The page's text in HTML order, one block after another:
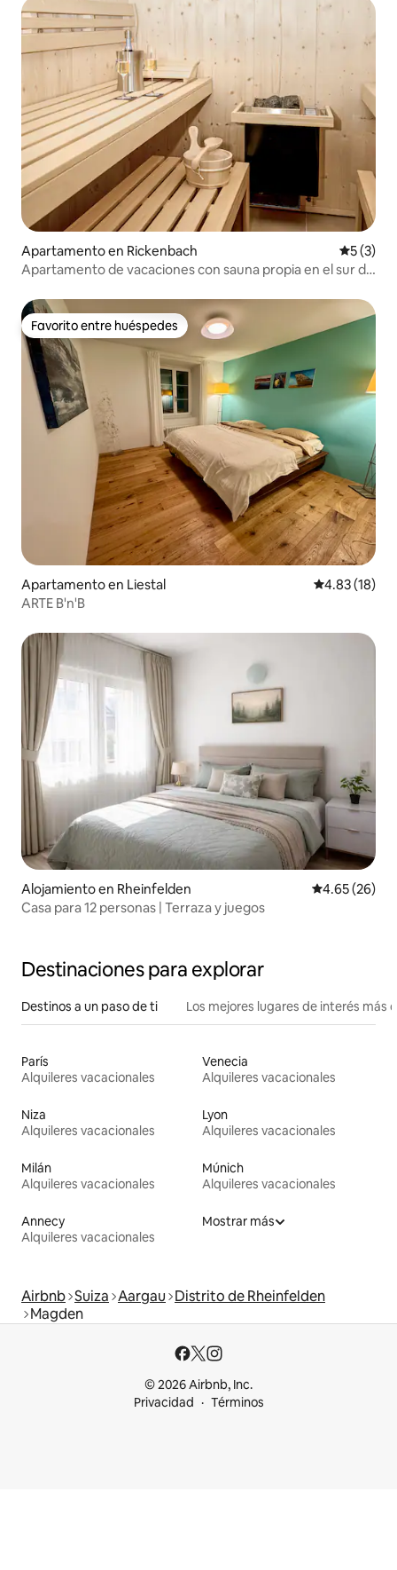
Apartamento en Rickenbach
5 (3)
Apartamento de vacaciones con sauna propia en el sur de
Favorito entre huéspedes
Favorito entre huéspedes
Apartamento en Liestal Calificación
4.83 (18)
ARTE B'n'B
Alojamiento en Rheinfelden Calificación
4.65 (26)
Casa para 12 personas | Terraza y juegos
Destinaciones para explorar
Destinos a un paso de ti Los mejores lugares de interés más
París
Alquileres vacacionales
Venecia
Alquileres vacacionales
Niza
Alquileres vacacionales
Lyon
Alquileres vacacionales
Milán
Alquileres vacacionales
Múnich
Alquileres vacacionales
Annecy
Alquileres vacacionales
Mostrar más
Airbnb Suiza Aargau Distrito de Rheinfelden
Magden
© 2026 Airbnb, Inc.
Privacidad
Términos